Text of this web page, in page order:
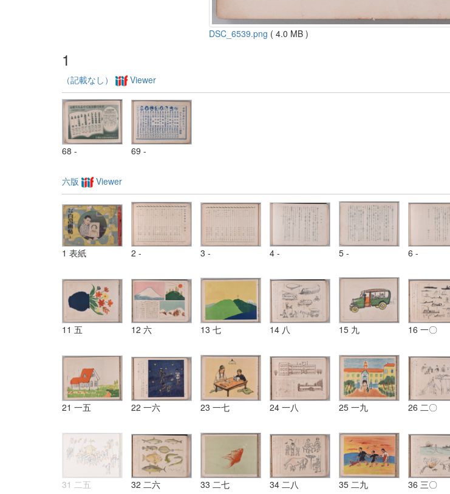
DSC_6539.png ( 4.0 MB )
1
（記載なし） Viewer
68 - 69 -
六版 Viewer
1 表紙 2 - 3 - 4 - 5 - 6 -
11 五 12 六 13 七 14 八 15 九 16 一〇
21 一五 22 一六 23 一七 24 一八 25 一九 26 二〇
31 二五 32 二六 33 二七 34 二八 35 二九 36 三〇